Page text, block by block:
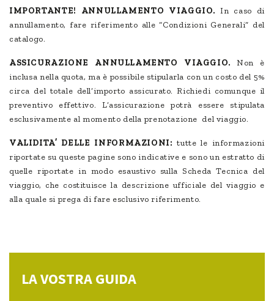
IMPORTANTE! ANNULLAMENTO VIAGGIO. In caso di
annullamento, fare riferimento alle “Condizioni Generali” del
catalogo.
ASSICURAZIONE ANNULLAMENTO VIAGGIO. Non è
inclusa nella quota, ma è possibile stipularla con un costo del 5%
circa del totale dell’importo assicurato. Richiedi comunque il
preventivo effettivo. L’assicurazione potrà essere stipulata
esclusivamente al momento della prenotazione del viaggio.
VALIDITA’ DELLE INFORMAZIONI: tutte le informazioni
riportate su queste pagine sono indicative e sono un estratto di
quelle riportate in modo esaustivo sulla Scheda Tecnica del
viaggio, che costituisce la descrizione ufficiale del viaggio e
alla quale si prega di fare esclusivo riferimento.
LA VOSTRA GUIDA